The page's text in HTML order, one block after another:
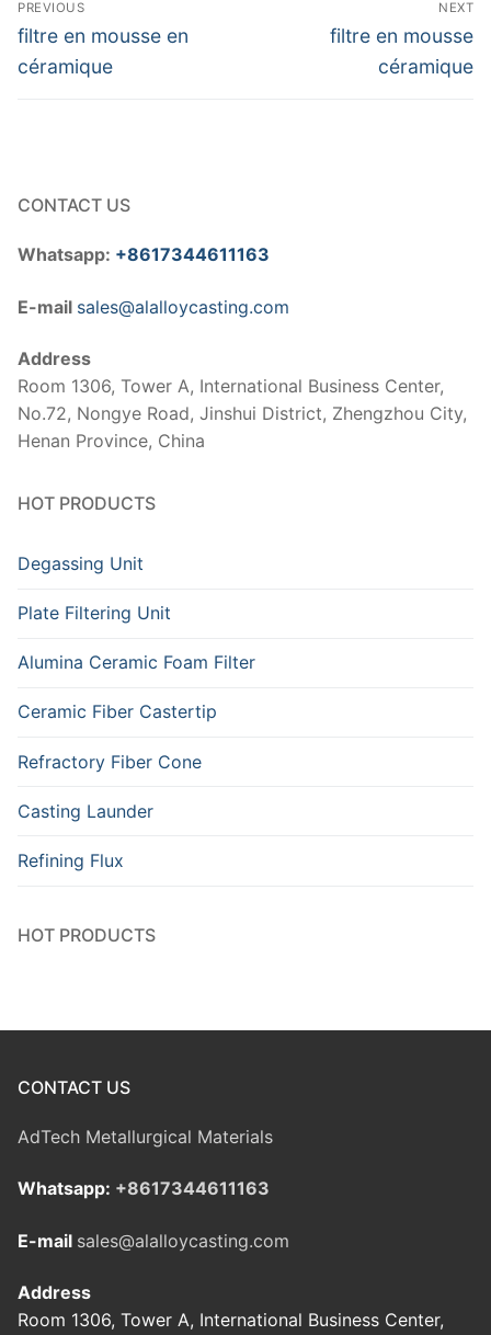
navigation
PREVIOUS
Previous
post:
filtre en mousse en
céramique
NEXT
Next
filtre en mousse
céramique
CONTACT US
Whatsapp: +8617344611163
E-mail sales@alalloycasting.com
Address
Room 1306, Tower A, International Business Center,
No.72, Nongye Road, Jinshui District, Zhengzhou City,
Henan Province, China
HOT PRODUCTS
Degassing Unit
Plate Filtering Unit
Alumina Ceramic Foam Filter
Ceramic Fiber Castertip
Refractory Fiber Cone
Casting Launder
Refining Flux
HOT PRODUCTS
CONTACT US
AdTech Metallurgical Materials
Whatsapp: +8617344611163
E-mail sales@alalloycasting.com
Address
Room 1306, Tower A, International Business Center,